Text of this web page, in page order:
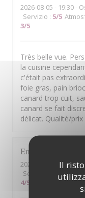
Il
2026-08-05 - 19:30 -
Servizio : 5/5
3/5
Très belle vue.
la cuisine
c'était pas
foie gras, pain
canard trop cuit,
canard se fait
délicat. Qualité/prix
Emmanuel
2026-08-07
- 19:30 -
Servizio
/5
4/5